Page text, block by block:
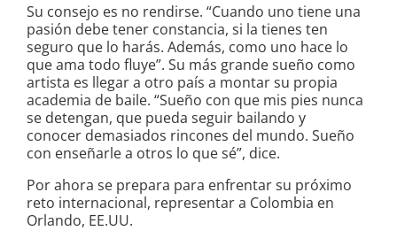
Su consejo es no rendirse. “Cuando uno tiene una
pasión debe tener constancia, si la tienes ten
seguro que lo harás. Además, como uno hace lo
que ama todo fluye”. Su más grande sueño como
artista es llegar a otro país a montar su propia
academia de baile. “Sueño con que mis pies nunca
se detengan, que pueda seguir bailando y
conocer demasiados rincones del mundo. Sueño
con enseñarle a otros lo que sé”, dice.
Por ahora se prepara para enfrentar su próximo
reto internacional, representar a Colombia en
Orlando, EE.UU.